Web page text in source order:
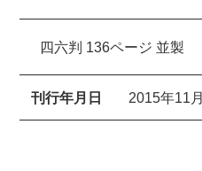
四六判 136ページ 並製
刊行年月日 2015年11月